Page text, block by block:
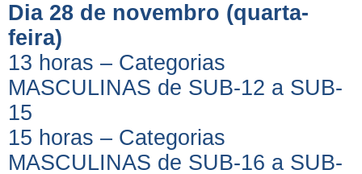
Dia 28 de novembro (quarta-
feira)
13 horas – Categorias
MASCULINAS de SUB-12 a SUB-
15
15 horas – Categorias
MASCULINAS de SUB-16 a SUB-